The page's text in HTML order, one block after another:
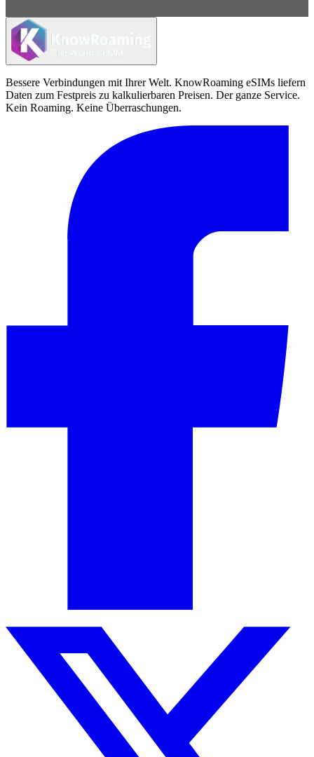
Bessere Verbindungen mit Ihrer Welt. KnowRoaming eSIMs liefern
Daten zum Festpreis zu kalkulierbaren Preisen. Der ganze Service.
Kein Roaming. Keine Überraschungen.